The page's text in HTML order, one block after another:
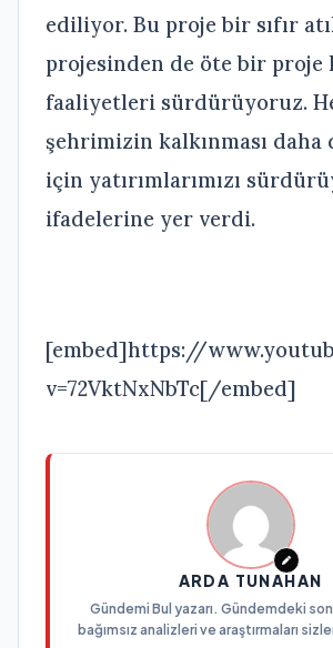
ediliyor. Bu proje bir sıfır
projesinden de öte bir proje
faaliyetleri sürdürüyoruz.
şehrimizin kalkınması daha
için yatırımlarımızı
ifadelerine yer verdi.
[embed]https://
v=72VktNxNbTc[/embed]
ARDA TUNAHAN
Gündemi Bul yazarı. Gündemdeki
bağımsız analizleri ve araştırmaları